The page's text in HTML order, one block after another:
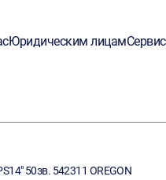
Юридическим лицам
50зв. 542311 OREGON